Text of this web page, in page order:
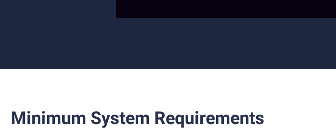
Minimum System Requirements